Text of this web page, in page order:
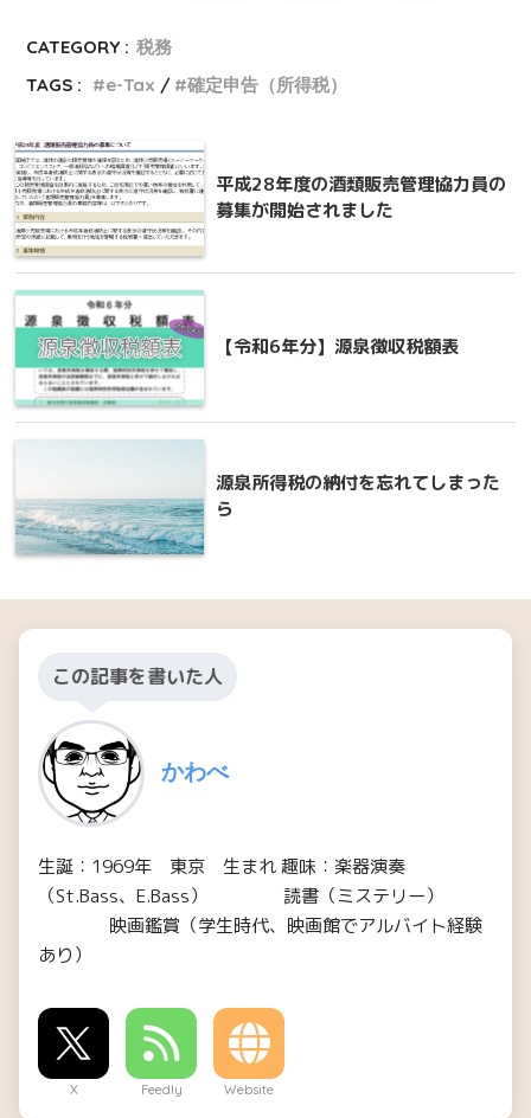
CATEGORY : 税務
TAGS :
e-Tax 確定申告（所得税）
平成28年度の酒類販売管理協力員の
募集が開始されました
【令和6年分】源泉徴収税額表
源泉所得税の納付を忘れてしまった
ら
この記事を書いた人
かわべ
生誕：1969年 東京 生まれ 趣味：楽器演奏
（St.Bass、E.Bass） 読書（ミステリー）
映画鑑賞（学生時代、映画館でアルバイト経験
あり）
X Feedly Website